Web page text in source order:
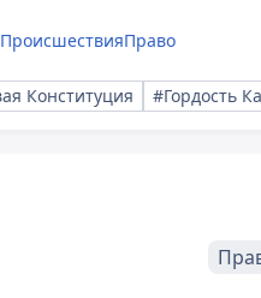
ПроисшествияПраво
Конституция #Гордость